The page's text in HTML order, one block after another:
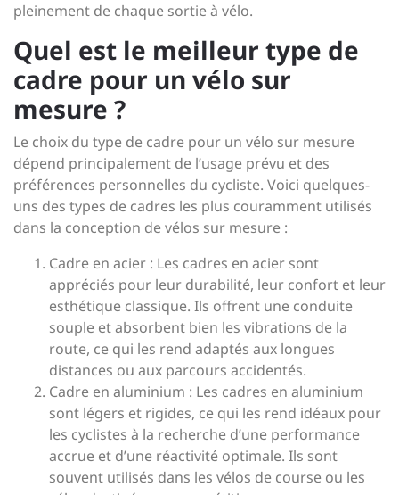
pleinement de chaque sortie à vélo.
Quel est le meilleur type de
cadre pour un vélo sur
mesure ?
Le choix du type de cadre pour un vélo sur mesure
dépend principalement de l’usage prévu et des
préférences personnelles du cycliste. Voici quelques-
uns des types de cadres les plus couramment utilisés
dans la conception de vélos sur mesure :
Cadre en acier : Les cadres en acier sont
appréciés pour leur durabilité, leur confort et leur
esthétique classique. Ils offrent une conduite
souple et absorbent bien les vibrations de la
route, ce qui les rend adaptés aux longues
distances ou aux parcours accidentés.
Cadre en aluminium : Les cadres en aluminium
sont légers et rigides, ce qui les rend idéaux pour
les cyclistes à la recherche d’une performance
accrue et d’une réactivité optimale. Ils sont
souvent utilisés dans les vélos de course ou les